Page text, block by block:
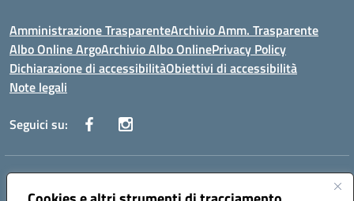
Amministrazione TrasparenteArchivio Amm. Trasparente
Albo Online ArgoArchivio Albo OnlinePrivacy Policy
Dichiarazione di accessibilitàObiettivi di accessibilità
Note legali
Seguici su:
Indirizzo:
Centralino:0823 742191 Email:CEIC8BC00Q@istruzione.it